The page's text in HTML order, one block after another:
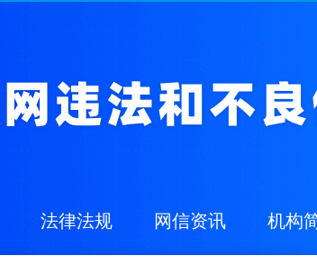
法律法规 网信资讯 机构